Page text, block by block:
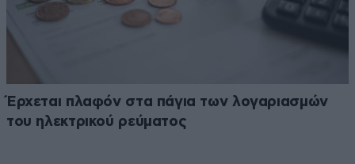
Έρχεται πλαφόν στα πάγια των λογαριασμών
του ηλεκτρικού ρεύματος